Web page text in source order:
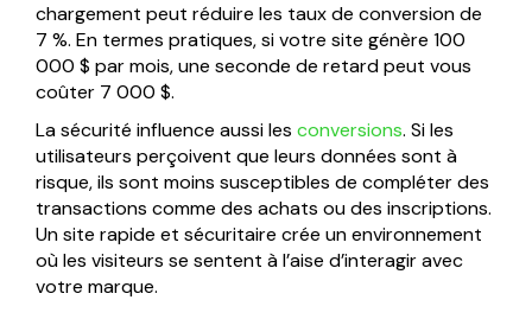
chargement peut réduire les taux de conversion de
7 %. En termes pratiques, si votre site génère 100
000 $ par mois, une seconde de retard peut vous
coûter 7 000 $.
La sécurité influence aussi les conversions. Si les
utilisateurs perçoivent que leurs données sont à
risque, ils sont moins susceptibles de compléter des
transactions comme des achats ou des inscriptions.
Un site rapide et sécuritaire crée un environnement
où les visiteurs se sentent à l’aise d’interagir avec
votre marque.